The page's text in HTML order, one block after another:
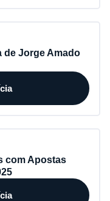
de Jorge Amado
com Apostas